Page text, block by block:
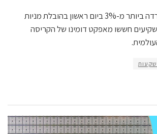
הבורסה בתל אביב ירדה ביותר מ-3% ביום ראשון בהובלת מניות
חששו מאפקט דומינו של הקריסה